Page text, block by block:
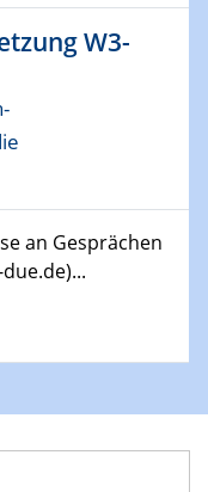
Materialien
W3-
an Gesprächen